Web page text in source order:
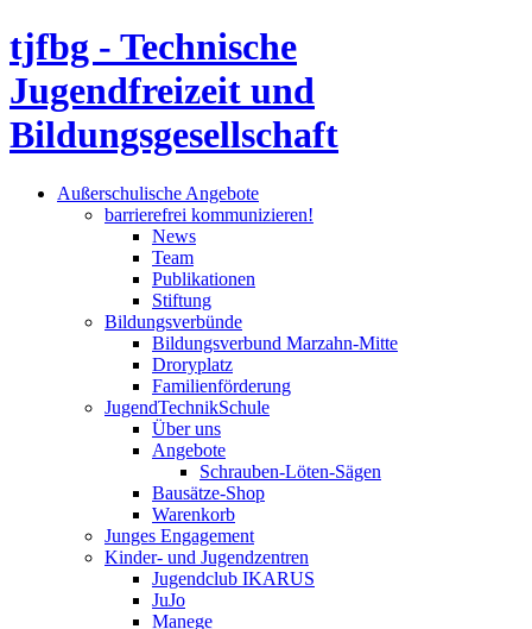
tjfbg - Technische
Jugendfreizeit und
Bildungsgesellschaft
Außerschulische Angebote
barrierefrei kommunizieren!
News
Team
Publikationen
Stiftung
Bildungsverbünde
Bildungsverbund Marzahn-Mitte
Droryplatz
Familienförderung
JugendTechnikSchule
Über uns
Angebote
Schrauben-Löten-Sägen
Bausätze-Shop
Warenkorb
Junges Engagement
Kinder- und Jugendzentren
Jugendclub IKARUS
JuJo
Manege